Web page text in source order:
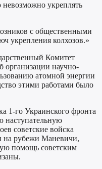
невозможно укреплять
с общественными
укрепления колхозов.»
Комитет
организации научно-
атомной энергии
этими работами было
1-го Украинского фронта
наступательную
советские войска
на рубежи Маневичи,
помощь советским